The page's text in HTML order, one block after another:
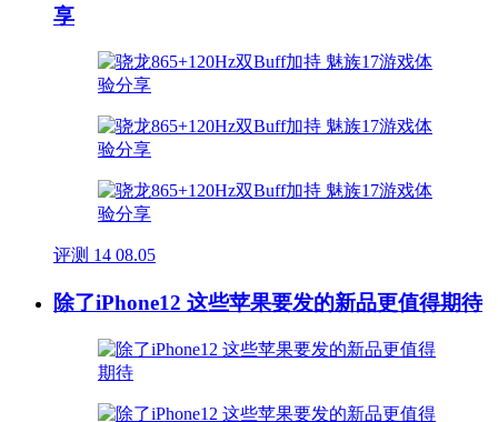
享
评测 14 08.05
除了iPhone12 这些苹果要发的新品更值得期待